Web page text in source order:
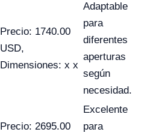
Precio: 1740.00
USD,
Dimensiones: x x
Adaptable
para
diferentes
aperturas
según
necesidad.
Precio: 2695.00
Excelente
para